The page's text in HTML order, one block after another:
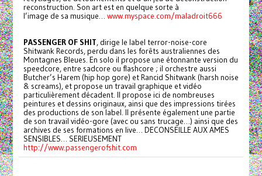
reconstruction. Son art est en quelque sorte à
l’image de sa musique… www.myspace.com/maladroit666
PASSENGER OF SHIT, dirige le label terror-noise-core
Shitwank Records, perdu dans les forêts australiennes des
Montagnes Bleues. En solo il propose une étonnante version du
speedcore, entre sadcore ou flashcore ; il orchestre aussi
Butcher’s Harem (hip hop gore) et Rancid Shitwank (harsh noise
& screams), et propose un travail graphique et vidéo
particulièrement décadent. Il propose ici de nombreuses
peintures et dessins originaux, ainsi que des impressions tirées
des productions de son label. Il présente également une partie
de son travail vidéo-gore (avec ou sans trucage…) ainsi que des
archives de ses formations en live… DECONSEILLE AUX AMES
SENSIBLES… SERIEUSEMENT
http://www.passengerofshit.com